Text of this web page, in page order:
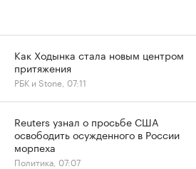
Как Ходынка стала новым центром
притяжения
РБК и Stone, 07:11
Reuters узнал о просьбе США
освободить осужденного в России
морпеха
Политика, 07:07